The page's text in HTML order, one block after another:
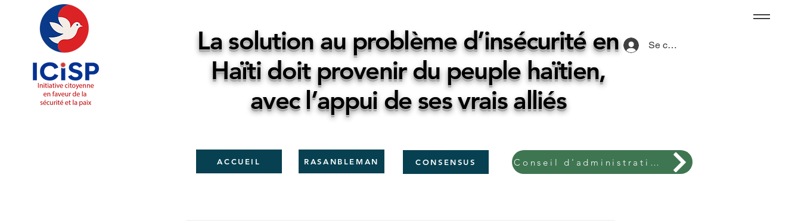
La solution au problème d’insécurité en
Haïti doit provenir du peuple haïtien,
avec l’appui de ses vrais alliés
Se connecter
ACCUEIL RASANBLEMAN CONSENSUS Conseil d'administration